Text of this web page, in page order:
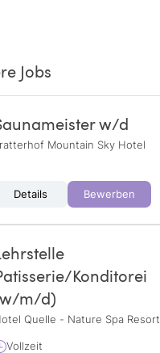
Jobs
w/d
Mountain Sky Hotel
Details Bewerben
Konditorei
m/d)
Quelle - Nature Spa Resort
Vollzeit